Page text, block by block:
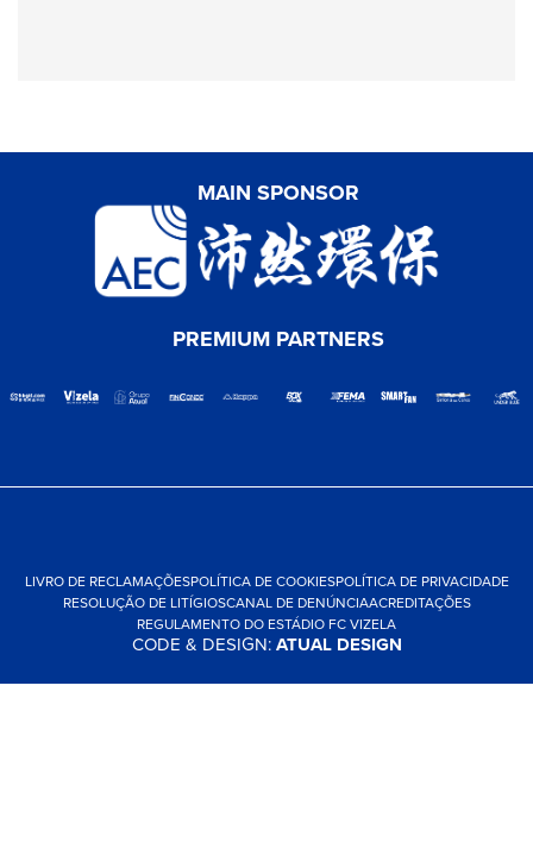
MAIN SPONSOR
PREMIUM PARTNERS
LIVRO DE RECLAMAÇÕESPOLÍTICA DE COOKIESPOLÍTICA DE PRIVACIDADE
RESOLUÇÃO DE LITÍGIOSCANAL DE DENÚNCIAACREDITAÇÕES
REGULAMENTO DO ESTÁDIO FC VIZELA
CODE & DESIGN:ATUAL DESIGN